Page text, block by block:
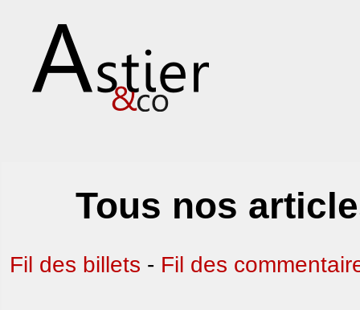
Tous nos
Fil des billets - Fil des